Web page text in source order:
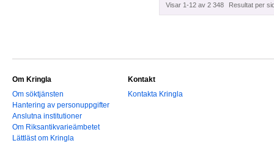
Visar 1-12 av 2 348 Resultat per
Om Kringla
Om söktjänsten
Hantering av personuppgifter
Anslutna institutioner
Om Riksantikvarieämbetet
Lättläst om Kringla
Kontakt
Kontakta Kringla